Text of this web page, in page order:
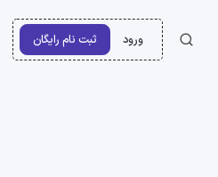
ورود ثبت نام رایگان